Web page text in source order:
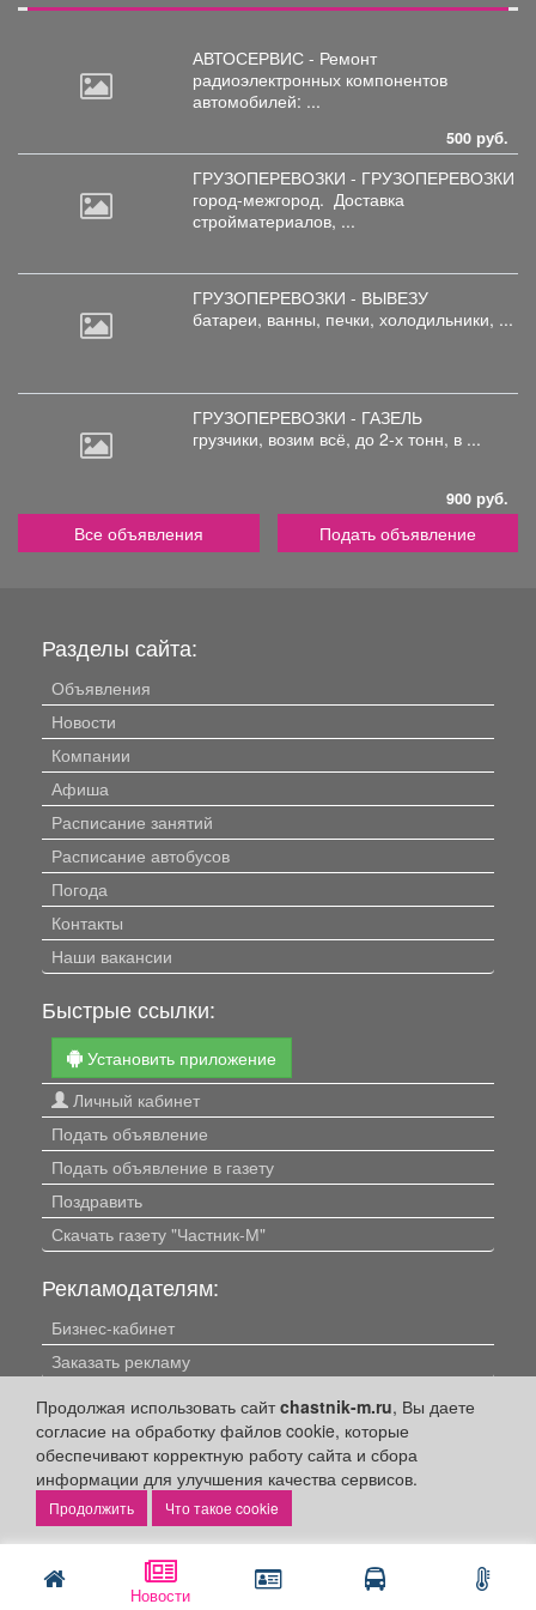
Новости
АВТОСЕРВИС - Ремонт
радиоэлектронных компонентов
автомобилей: ...
500 руб.
ГРУЗОПЕРЕВОЗКИ - ГРУЗОПЕРЕВОЗКИ
город-межгород. Доставка
стройматериалов, ...
ГРУЗОПЕРЕВОЗКИ - ВЫВЕЗУ
батареи, ванны, печки, холодильники, ...
ГРУЗОПЕРЕВОЗКИ - ГАЗЕЛЬ
грузчики, возим всё, до 2-х тонн, в ...
900 руб.
Все объявления Подать объявление
Продолжая использовать сайтchastnik-m.ru, Вы даете
согласие на обработку файлов cookie, которые
обеспечивают корректную работу сайта и сбора
информации для улучшения качества сервисов.
Что такое cookie
Разделы сайта:
Объявления
Новости
Компании
Афиша
Расписание занятий
Расписание автобусов
Погода
Контакты
Наши вакансии
Быстрые ссылки:
Установить приложение
Личный кабинет
Подать объявление
Подать объявление в газету
Поздравить
Скачать газету "Частник-М"
Рекламодателям:
Бизнес-кабинет
Заказать рекламу
Оплата услуг:
Расценки
Оплатить
Наши ресурсы:
Газета "Частник-М"